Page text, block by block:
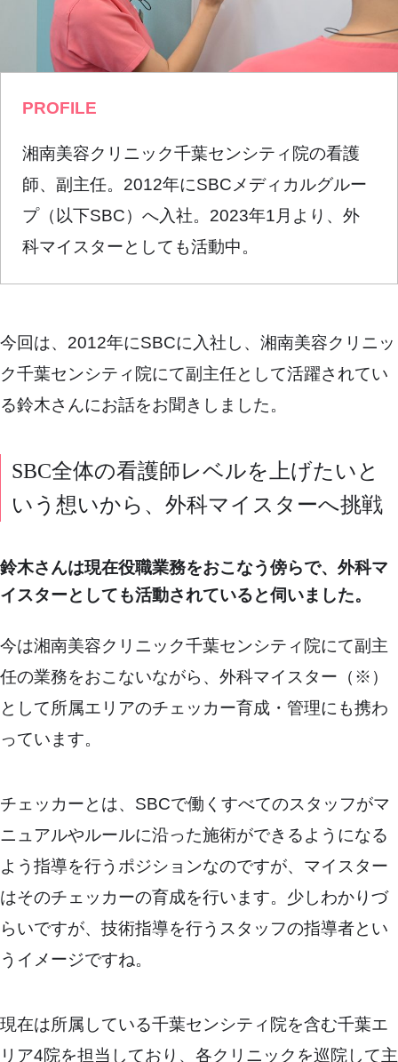
PROFILE
湘南美容クリニック千葉センシティ院の看護
師、副主任。2012年にSBCメディカルグルー
プ（以下SBC）へ入社。2023年1月より、外
科マイスターとしても活動中。
今回は、2012年にSBCに入社し、湘南美容クリニッ
ク千葉センシティ院にて副主任として活躍されてい
る鈴木さんにお話をお聞きしました。
SBC全体の看護師レベルを上げたいと
いう想いから、外科マイスターへ挑戦
鈴木さんは現在役職業務をおこなう傍らで、外科マ
イスターとしても活動されていると伺いました。
今は湘南美容クリニック千葉センシティ院にて副主
任の業務をおこないながら、外科マイスター（※）
として所属エリアのチェッカー育成・管理にも携わ
っています。
チェッカーとは、SBCで働くすべてのスタッフがマ
ニュアルやルールに沿った施術ができるようになる
よう指導を行うポジションなのですが、マイスター
はそのチェッカーの育成を行います。少しわかりづ
らいですが、技術指導を行うスタッフの指導者とい
うイメージですね。
現在は所属している千葉センシティ院を含む千葉エ
リア4院を担当しており、各クリニックを巡院して主